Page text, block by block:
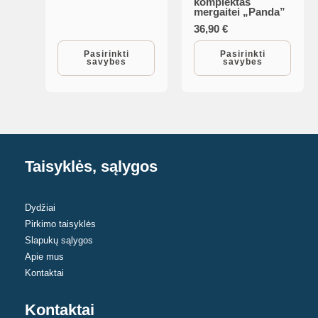
Pasirinkti
savybes
the
komplektas
mergaitei „Panda”
36,90€
Pasirinkti
savybes
product
has
multiple
variants.
Taisyklės, sąlygos
Dydžiai
Pirkimo taisyklės
Slapukų sąlygos
Apie mus
Kontaktai
Kontaktai